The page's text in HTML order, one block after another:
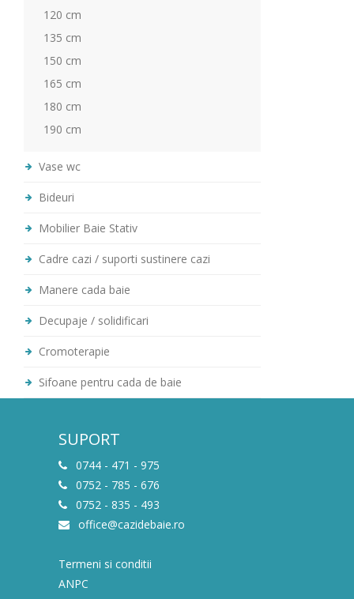
120 cm
135 cm
150 cm
165 cm
180 cm
190 cm
Vase wc
Bideuri
Mobilier Baie Stativ
Cadre cazi / suporti sustinere cazi
Manere cada baie
Decupaje / solidificari
Cromoterapie
Sifoane pentru cada de baie
SUPORT
0744 - 471 - 975
0752 - 785 - 676
0752 - 835 - 493
office@cazidebaie.ro
Termeni si conditii
ANPC